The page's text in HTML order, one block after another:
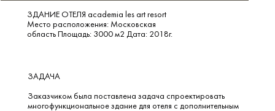
ЗАДАЧА
Заказчиком была поставлена задача спроектировать
многофункциональное здание для отеля с дополнительным
ЗДАНИЕ ОТЕЛЯ academia les art resort
Место расположения: Московская
область Площадь: 3000 м2 Дата: 2018г.